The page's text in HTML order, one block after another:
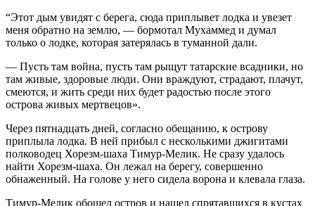
“Этот дым увидят с берега, сюда приплывет лодка и увезет
меня обратно на землю, — бормотал Мухаммед и думал
только о лодке, которая затерялась в туманной дали.
— Пусть там война, пусть там рыщут татарские всадники, но
там живые, здоровые люди. Они враждуют, страдают, плачут,
смеются, и жить среди них будет радостью после этого
острова живых мертвецов».
Через пятнадцать дней, согласно обещанию, к острову
приплыла лодка. В ней прибыл с несколькими джигитами
полководец Хорезм-шаха Тимур-Мелик. Не сразу удалось
найти Хорезм-шаха. Он лежал на берегу, совершенно
обнаженный. На голове у него сидела ворона и клевала глаза.
Тимур-Мелик обошел остров и нашел спрятавшихся в кустах